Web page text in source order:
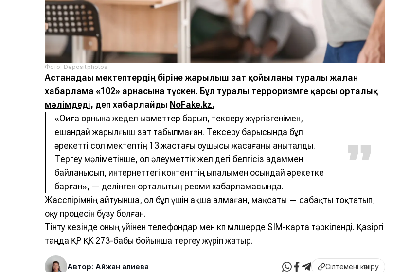
Фото: Depositphotos
Астанадағы мектептердің біріне жарылғыш зат қойылғаны туралы жалған
хабарлама «102» арнасына түскен. Бұл туралы терроризмге қарсы орталық
мәлімдеді, деп хабарлайды NoFake.kz.
«Оқиға орнына жедел қызметтер барып, тексеру жүргізгенімен,
ешқандай жарылғыш зат табылмаған. Тексеру барысында бұл
әрекетті сол мектептің 13 жастағы оқушысы жасағаны анықталды.
Тергеу мәліметінше, ол әлеуметтік желідегі белгісіз адаммен
байланысып, интернеттегі контенттің ықпалымен осындай әрекетке
барған», — делінген орталықтың ресми хабарламасында.
Жасөспірімнің айтуынша, ол бұл үшін ақша алмаған, мақсаты — сабақты тоқтатып,
оқу процесін бұзу болған.
Тінту кезінде оның үйінен телефондар мен көп мөлшерде SIM-карта тәркіленді. Қазіргі
таңда ҚР ҚК 273-бабы бойынша тергеу жүріп жатыр.
Автор: Айжан Қалиева Сілтемені көшіру